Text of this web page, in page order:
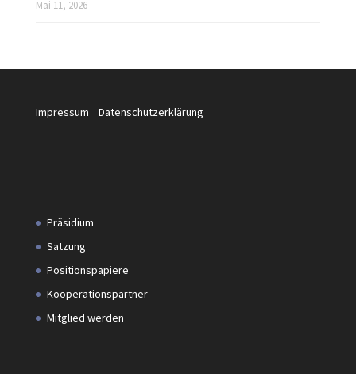
Mai 11, 2026
Impressum Datenschutzerklärung
Präsidium
Satzung
Positionspapiere
Kooperationspartner
Mitglied werden